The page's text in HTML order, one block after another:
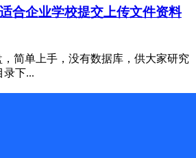
合企业学校提交上传文件资料
，简单上手，没有数据库，供大家研究
录下...